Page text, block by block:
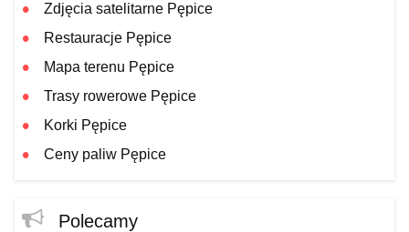
Zdjęcia satelitarne Pępice
Restauracje Pępice
Mapa terenu Pępice
Trasy rowerowe Pępice
Korki Pępice
Ceny paliw Pępice
Polecamy